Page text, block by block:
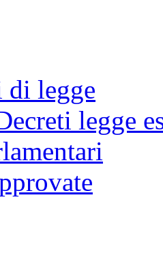
di legge
legge